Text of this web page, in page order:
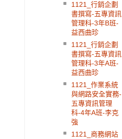
1121_行銷企劃
書撰寫-五專資訊
管理科-3年B班-
益西曲珍
1121_行銷企劃
書撰寫-五專資訊
管理科-3年A班-
益西曲珍
1121_作業系統
與網路安全實務-
五專資訊管理
科-4年A班-李克
強
1121_商務網站